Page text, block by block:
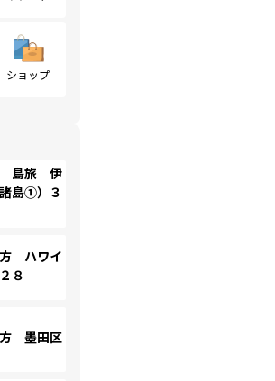
ショップ
島旅 伊
島①）３
ハワイ
８
墨田区